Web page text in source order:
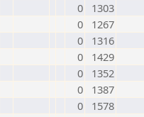
0
1303
0
1267
0
1316
0
1429
0
1352
0
1387
0
1578